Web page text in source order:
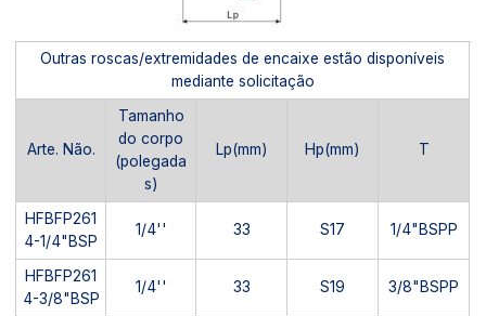
Outras roscas/extremidades de encaixe estão disponíveis
mediante solicitação
Arte. Não.
Tamanho
do corpo
(polegada
s)
Lp(mm) Hp(mm) T
HFBFP261
4-1/4"BSP
1/4'' 33 S17 1/4"BSPP
HFBFP261
4-3/8"BSP
1/4'' 33 S19 3/8"BSPP